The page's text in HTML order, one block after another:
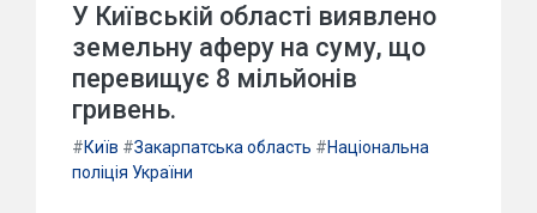
У Київській області виявлено
земельну аферу на суму, що
перевищує 8 мільйонів
гривень.
#Київ #Закарпатська область #Національна
поліція України